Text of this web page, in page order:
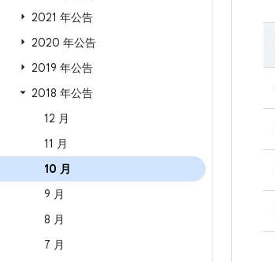
2021 年公告
2020 年公告
2019 年公告
2018 年公告
12 月
11 月
10 月
9 月
8 月
7 月